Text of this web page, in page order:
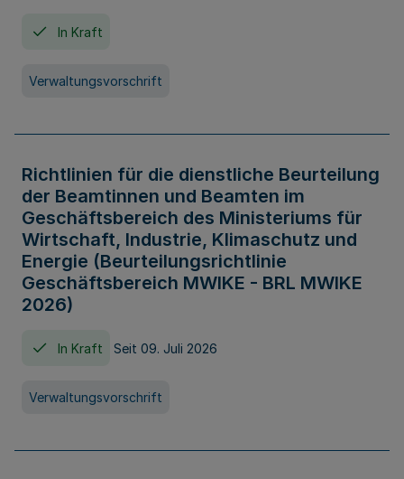
In Kraft
Verwaltungsvorschrift
Richtlinien für die dienstliche Beurteilung
der Beamtinnen und Beamten im
Geschäftsbereich des Ministeriums für
Wirtschaft, Industrie, Klimaschutz und
Energie (Beurteilungsrichtlinie
Geschäftsbereich MWIKE - BRL MWIKE
2026)
In Kraft Seit 09. Juli 2026
Verwaltungsvorschrift